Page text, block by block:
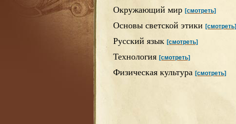
Окружающий мир [смотреть]
Основы светской этики [смотреть]
Русский язык [смотреть]
Технология [смотреть]
Физическая культура [смотреть]